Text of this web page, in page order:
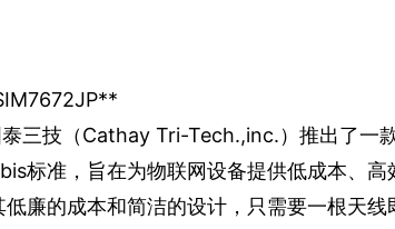
三技（Cathay Tri-Tech.,inc.）推出了
标准，旨在为物联网设备提供低成本、高
廉的成本和简洁的设计，只需要一根天线